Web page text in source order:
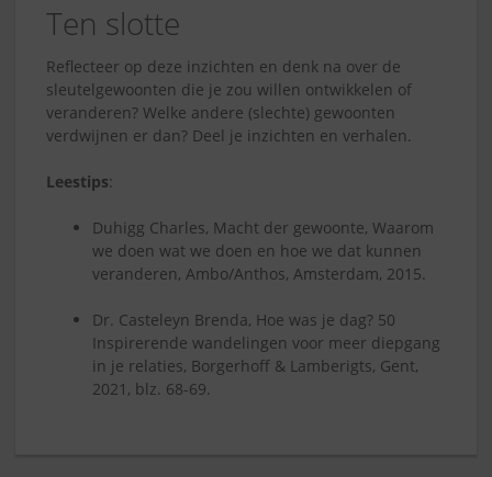
Ten slotte
Reflecteer op deze inzichten en denk na over de
sleutelgewoonten die je zou willen ontwikkelen of
veranderen? Welke andere (slechte) gewoonten
verdwijnen er dan? Deel je inzichten en verhalen.
Leestips:
Duhigg Charles, Macht der gewoonte, Waarom
we doen wat we doen en hoe we dat kunnen
veranderen, Ambo/Anthos, Amsterdam, 2015.
Dr. Casteleyn Brenda, Hoe was je dag? 50
Inspirerende wandelingen voor meer diepgang
in je relaties, Borgerhoff & Lamberigts, Gent,
2021, blz. 68-69.